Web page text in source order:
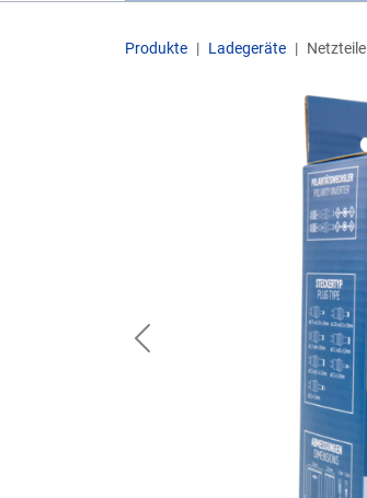
Produkte Ladegeräte Netzteile
Previous